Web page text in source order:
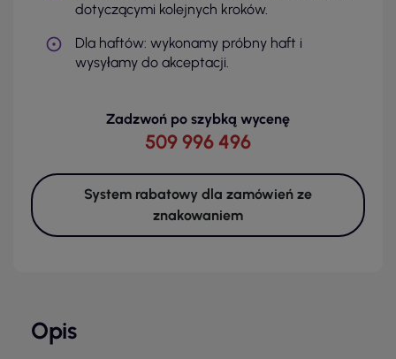
dotyczącymi kolejnych kroków.
Dla haftów: wykonamy próbny haft i
wysyłamy do akceptacji.
Zadzwoń po szybką wycenę
509 996 496
System rabatowy dla zamówień ze
znakowaniem
Opis